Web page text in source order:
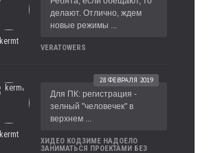
kermt
делают. Отлично, ждем
новые режимы ...
VERATOWERS
kermt
28 ФЕВРАЛЯ 2019
Для ПК: регистрация -
зелный "человечек" в
верхнем ...
ХИДЕО КОДЗИМЕ НАДОЕЛО
ЗАНИМАТЬСЯ ПРОЕКТАМИ БЕЗ